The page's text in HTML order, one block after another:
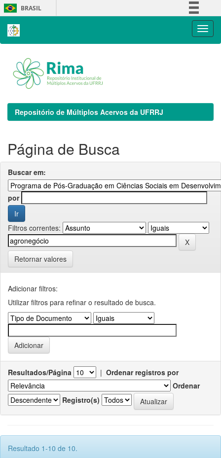
Skip
navigation
BRASIL
Repositório de Múltiplos Acervos da UFRRJ
Página de Busca
Buscar em:
por
Filtros correntes:
Retornar valores
Adicionar filtros:
Utilizar filtros para refinar o resultado de busca.
Resultados/Página | Ordenar registros por
Ordenar
Registro(s)
Resultado 1-10 de 10.